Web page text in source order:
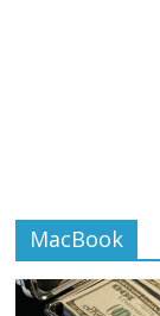
MacBook